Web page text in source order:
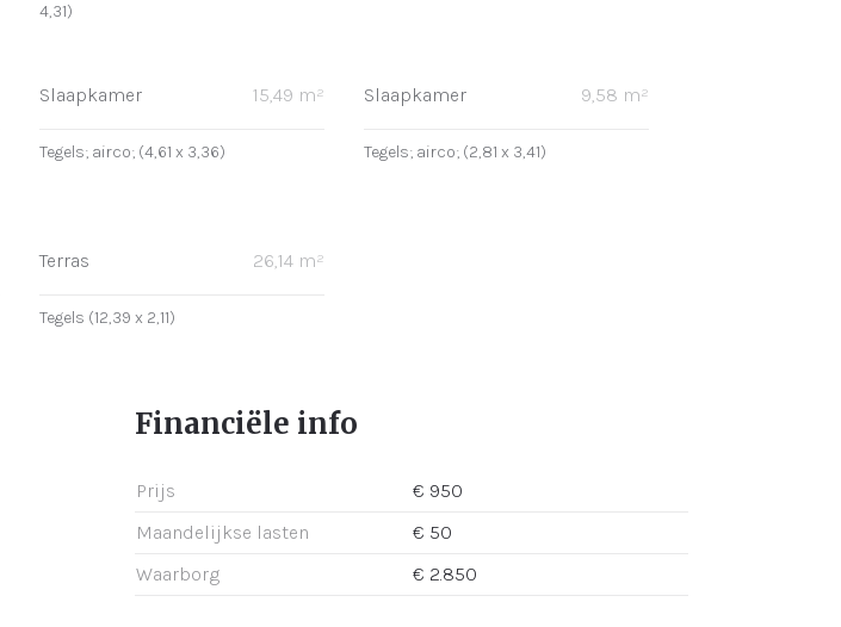
4,31)
Slaapkamer 15,49 m²
Tegels; airco; (4,61 x 3,36)
Slaapkamer 9,58 m²
Tegels; airco; (2,81 x 3,41)
Terras 26,14 m²
Tegels (12,39 x 2,11)
Financiële info
Prijs
€ 950
Maandelijkse lasten
€ 50
Waarborg
€ 2.850